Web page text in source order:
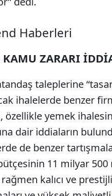
Haberleri
KAMU ZARARI
taleplerine
ihalelerde benzer
özellikle yemek
dair iddiaların
de benzer
11 milyar 500
kalıcı ve